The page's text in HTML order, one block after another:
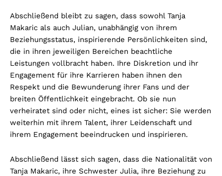
Abschließend bleibt zu sagen, dass sowohl Tanja
Makaric als auch Julian, unabhängig von ihrem
Beziehungsstatus, inspirierende Persönlichkeiten sind,
die in ihren jeweiligen Bereichen beachtliche
Leistungen vollbracht haben. Ihre Diskretion und ihr
Engagement für ihre Karrieren haben ihnen den
Respekt und die Bewunderung ihrer Fans und der
breiten Öffentlichkeit eingebracht. Ob sie nun
verheiratet sind oder nicht, eines ist sicher: Sie werden
weiterhin mit ihrem Talent, ihrer Leidenschaft und
ihrem Engagement beeindrucken und inspirieren.
Abschließend lässt sich sagen, dass die Nationalität von
Tanja Makaric, ihre Schwester Julia, ihre Beziehung zu